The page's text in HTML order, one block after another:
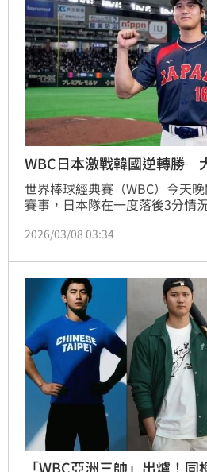
WBC日本激戰韓國逆轉勝
世界棒球經典賽（WBC）今天
賽事，日本隊在一度落後3分情
平賽後說，「這是一場勢均力敵
2026/03/08 03:34
「WBC亞洲三帥」出爐！